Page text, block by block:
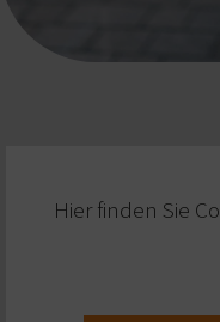
Hier finden Sie